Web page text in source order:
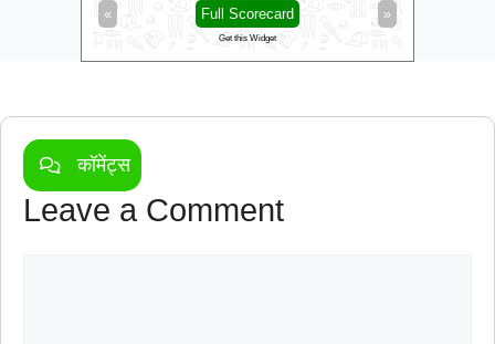
« »
Full Scorecard
Get this Widget
कॉमेंट्स
Leave a Comment